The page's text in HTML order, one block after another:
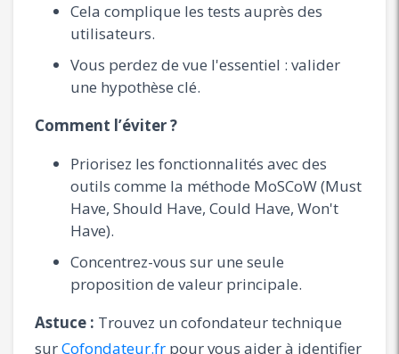
Cela complique les tests auprès des
utilisateurs.
Vous perdez de vue l'essentiel : valider
une hypothèse clé.
Comment l’éviter ?
Priorisez les fonctionnalités avec des
outils comme la méthode MoSCoW (Must
Have, Should Have, Could Have, Won't
Have).
Concentrez-vous sur une seule
proposition de valeur principale.
Astuce : Trouvez un cofondateur technique
surCofondateur.fr pour vous aider à identifier